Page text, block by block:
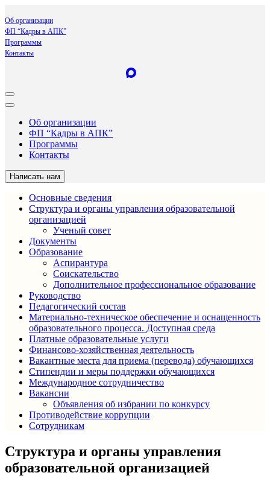
Об организации
ФП “Кадры в АПК”
Программы
Контакты
Об организации
ФП “Кадры в АПК”
Программы
Контакты
Написать нам
Основные сведения
Структура и органы управления образовательной
организацией
Ученый совет
Документы
Образование
Аспирантура
Соискательство
Дополнительное профессиональное образование
Руководство
Педагогический состав
Материально-техническое обеспечение и оснащенность
образовательного процесса. Доступная среда
Платные образовательные услуги
Финансово-хозяйственная деятельность
Вакантные места для приема (перевода) обучающихся
Стипендии и меры поддержки обучающихся
Международное сотрудничество
Вакансии
Объявления об избрании по конкурсу
Противодействие коррупции
Сотрудникам
Структура и органы управления
образовательной организацией